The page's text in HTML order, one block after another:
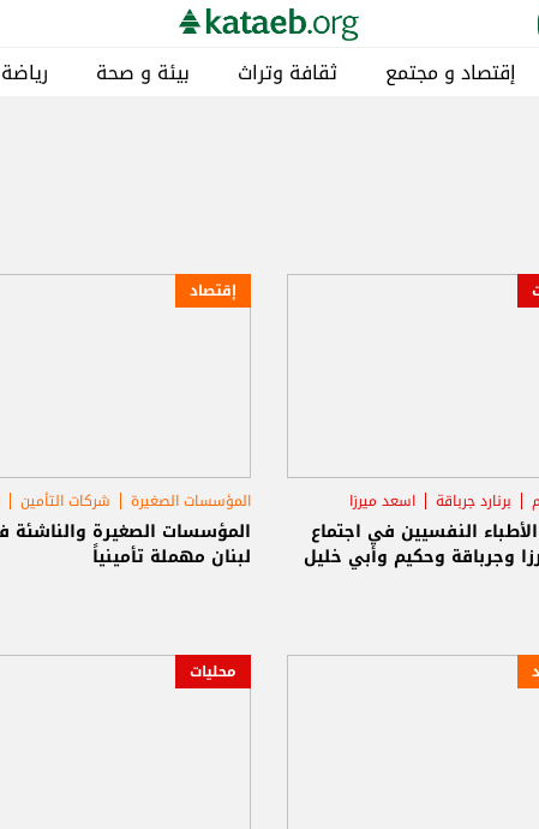
إقتصاد و مجتمع ثقافة وتراث بيئة و صحة رياضة
برنارد جرباقة اسعد ميرزا
النفسيين في اجتماع
وجرباقة وحكيم وأبي خليل
إقتصاد
المؤسسات الصغيرة شركات التأمين
المؤسسات الصغيرة والناشئة
لبنان مهملة تأمينياً
محليات